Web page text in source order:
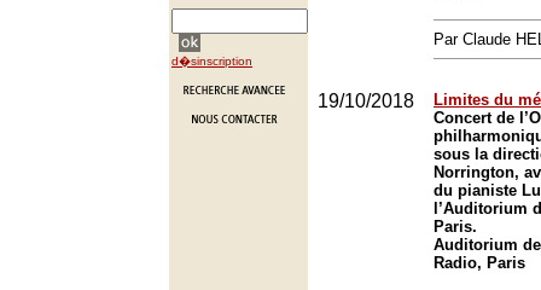
d�sinscription
Par Claude
19/10/2018
Limites du
Concert de
sous la
Norrington,
du pianiste
l’Auditorium
Paris.
Auditorium
Radio, Paris